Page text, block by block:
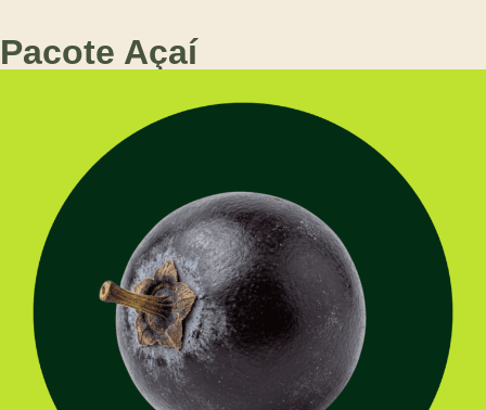
Pacote Açaí